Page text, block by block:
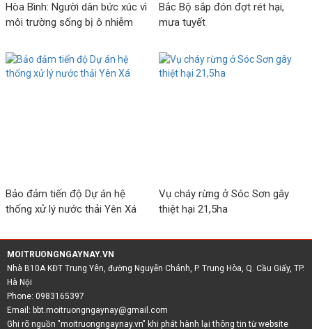
Hòa Bình: Người dân bức xúc vì
môi trường sống bị ô nhiễm
Bắc Bộ sắp đón đợt rét hại,
mưa tuyết
Bảo đảm tiến độ Dự án hệ
thống xử lý nước thải Yên Xá
Vụ cháy rừng ở Sóc Sơn gây
thiệt hại 21,5ha
MOITRUONGNGAYNAY.VN
Nhà B10A KĐT Trung Yên, đường Nguyễn Chánh, P. Trung Hòa, Q. Cầu Giấy, TP.
Hà Nội
Phone: 0983165397
Email: bbt.moitruongngaynay@gmail.com
Ghi rõ nguồn "moitruongngaynay.vn" khi phát hành lại thông tin từ website